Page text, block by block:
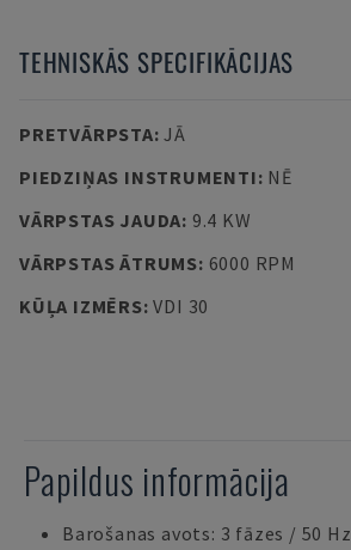
TEHNISKĀS SPECIFIKĀCIJAS
PRETVĀRPSTA:JĀ
PIEDZIŅAS INSTRUMENTI: NĒ
VĀRPSTAS JAUDA: 9.4 KW
VĀRPSTAS ĀTRUMS: 6000 RPM
KŪĻA IZMĒRS:VDI 30
Papildus informācija
Barošanas avots: 3 fāzes / 50 Hz